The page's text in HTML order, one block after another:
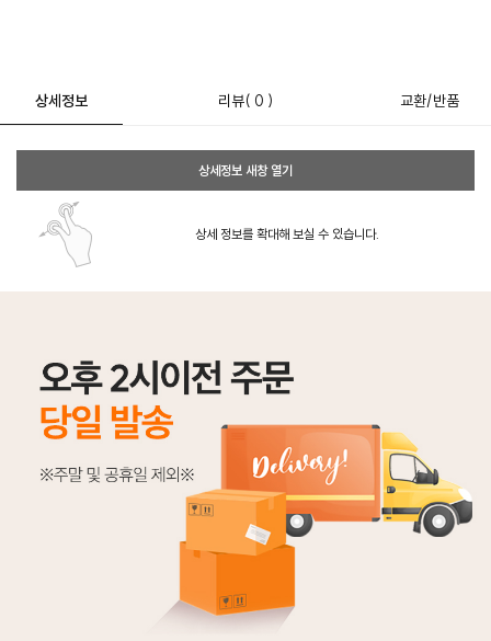
상세정보 리뷰( 0 ) 교환/반품
상세정보 새창 열기
상세 정보를 확대해 보실 수 있습니다.